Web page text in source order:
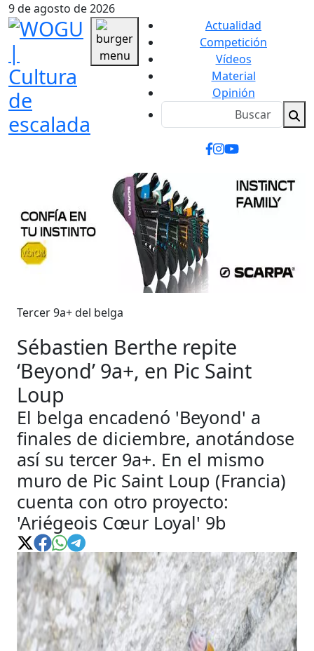
9 de agosto de 2026
Actualidad
Competición
Vídeos
Material
Opinión
Tercer 9a+ del belga
Sébastien Berthe repite
‘Beyond’ 9a+, en Pic Saint
Loup
El belga encadenó 'Beyond' a
finales de diciembre, anotándose
así su tercer 9a+. En el mismo
muro de Pic Saint Loup (Francia)
cuenta con otro proyecto:
'Ariégeois Cœur Loyal' 9b